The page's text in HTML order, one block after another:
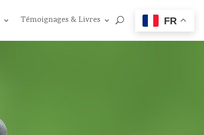
Témoignages & Livres FR